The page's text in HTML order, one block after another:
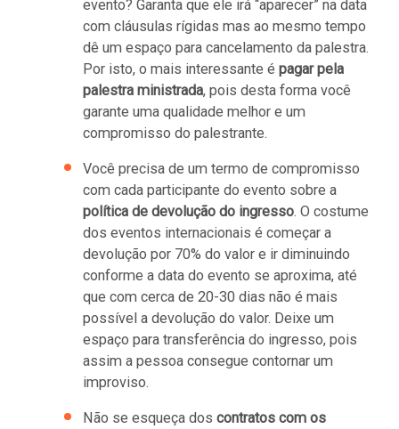
evento? Garanta que ele irá “aparecer” na data
com cláusulas rígidas mas ao mesmo tempo
dê um espaço para cancelamento da palestra.
Por isto, o mais interessante é pagar pela
palestra ministrada, pois desta forma você
garante uma qualidade melhor e um
compromisso do palestrante.
Você precisa de um termo de compromisso
com cada participante do evento sobre a
política de devolução do ingresso. O costume
dos eventos internacionais é começar a
devolução por 70% do valor e ir diminuindo
conforme a data do evento se aproxima, até
que com cerca de 20-30 dias não é mais
possível a devolução do valor. Deixe um
espaço para transferência do ingresso, pois
assim a pessoa consegue contornar um
improviso.
Não se esqueça dos contratos com os